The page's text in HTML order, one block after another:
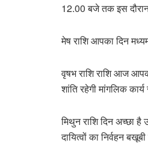
12.00 बजे तक इस
मेष राशि आपका दिन
वृषभ राशि राशि आज
शांति रहेगी मांगलिक
मिथुन राशि दिन अच्छा
दायित्वों का निर्वहन